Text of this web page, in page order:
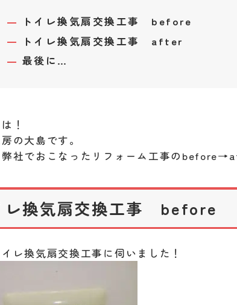
トイレ換気扇交換工事 before
トイレ換気扇交換工事 after
最後に…
！
の大島です。
社でおこなったリフォーム工事の
レ換気扇交換工事 before
レ換気扇交換工事に伺いました！